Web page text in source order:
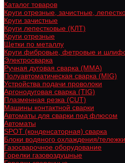
Каталог товаров
Круги отрезные, зачистные,
Круги зачистные
Круги лепестковые (КЛТ)
Круги отрезные
Щетки по металлу
Круги фибровые, фетровые и
Электросварка
Ручная дуговая сварка (MMA)
Полуавтоматическая сварка (MIG)
Устройства подачи проволоки
Аргонодуговая сварка (TIG)
Плазменная резка (CUT)
Машины контактной сварки
Автоматы для сварки под флюсом
Автоматы
SPOT (конденсаторная) сварка
Блоки водяного охлаждения/тележки
Газосварочное оборудование
Горелки газовоздушные